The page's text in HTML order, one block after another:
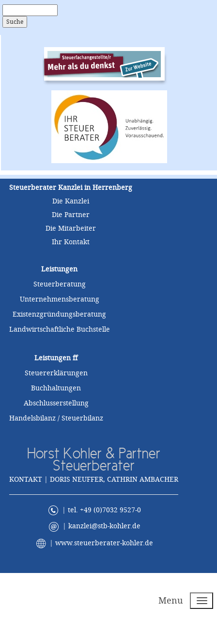
Steuerberater Kanzlei in Herrenberg
Die Kanzlei
Die Partner
Die Mitarbeiter
Ihr Kontakt
Leistungen
Steuerberatung
Unternehmensberatung
Existenzgründungsberatung
Landwirtschaftliche Buchstelle
Leistungenff
Steuererklärungen
Buchhaltungen
Abschlusserstellung
Handelsbilanz / Steuerbilanz
Horst Kohler & Partner
Steuerberater
KONTAKT | DORIS NEUFFER, CATHRIN AMBACHER
| tel. +49 (0)7032 9527-0
| kanzlei@stb-kohler.de
|www.steuerberater-kohler.de
Menu